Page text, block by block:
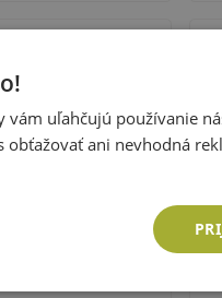
uľahčujú používanie
obťažovať ani nevhodná